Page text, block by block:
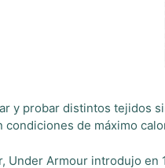
y probar distintos tejidos
de máximo
Under Armour introdujo